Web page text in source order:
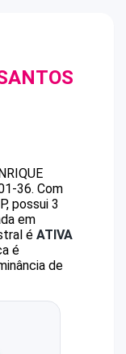
36. Com
possui 3
em
é ATIVA
é
de